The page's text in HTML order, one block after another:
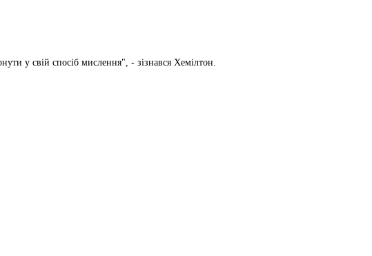
у свій спосіб мислення", - зізнався Хемілтон.